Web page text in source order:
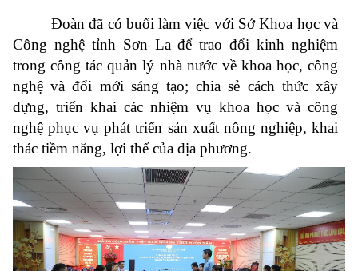
Đoàn đã có buổi làm việc với Sở Khoa học và
Công nghệ tỉnh Sơn La để trao đổi kinh nghiệm
trong công tác quản lý nhà nước về khoa học, công
nghệ và đổi mới sáng tạo; chia sẻ cách thức xây
dựng, triển khai các nhiệm vụ khoa học và công
nghệ phục vụ phát triển sản xuất nông nghiệp, khai
thác tiềm năng, lợi thế của địa phương.